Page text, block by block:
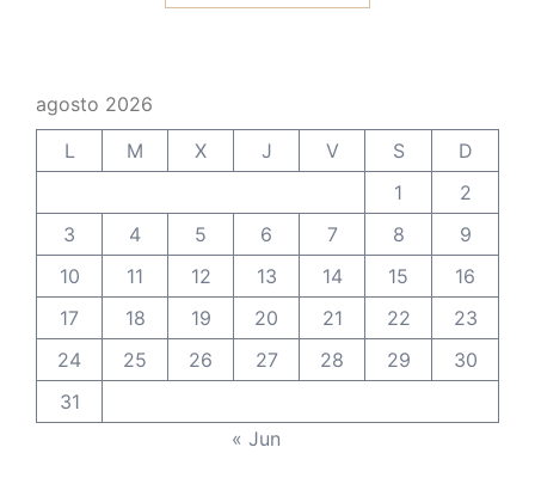
agosto 2026
L
M X J V S
D
1
2
3
4 5 6 7 8
9
10
11 12 13 14 15
16
17
18 19 20 21 22
23
24
25 26 27 28 29
30
31
« Jun